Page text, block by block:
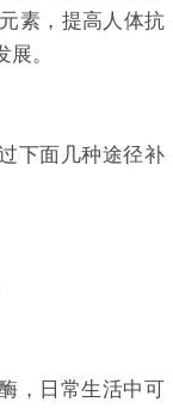
素，提高人体抗
。
下面几种途径补
，日常生活中可